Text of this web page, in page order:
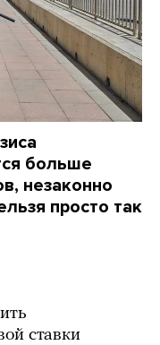
больше
незаконно
просто так
ставки